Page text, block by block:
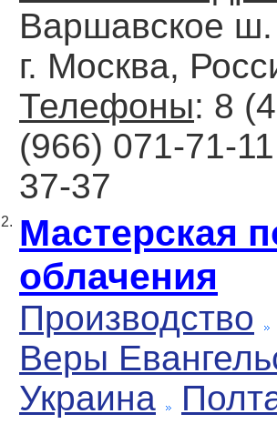
Варшавское ш.
г. Москва,
Телефоны: 8
(966) 071-71-11
37-37
2. Мастерская
облачения
Производство
Веры
Украина